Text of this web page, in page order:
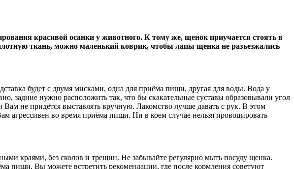
красивой осанки у животного. К тому же, щенок приучается стоять в
ткань, можно маленький коврик, чтобы лапы щенка не разъезжались
будет с двумя мисками, одна для приёма пищи, другая для воды. Вода у
задние нужно расположить так, что бы скакательные суставы образовывали угол
не придётся выставлять вручную. Лакомство лучше давать с рук. В этом
агрессивен во время приёма пищи. Ни в коем случае нельзя провоцировать
краями, без сколов и трещин. Не забывайте регулярно мыть посуду щенка.
пищи. Вы можете встретить рекомендации, где после кормления советуют